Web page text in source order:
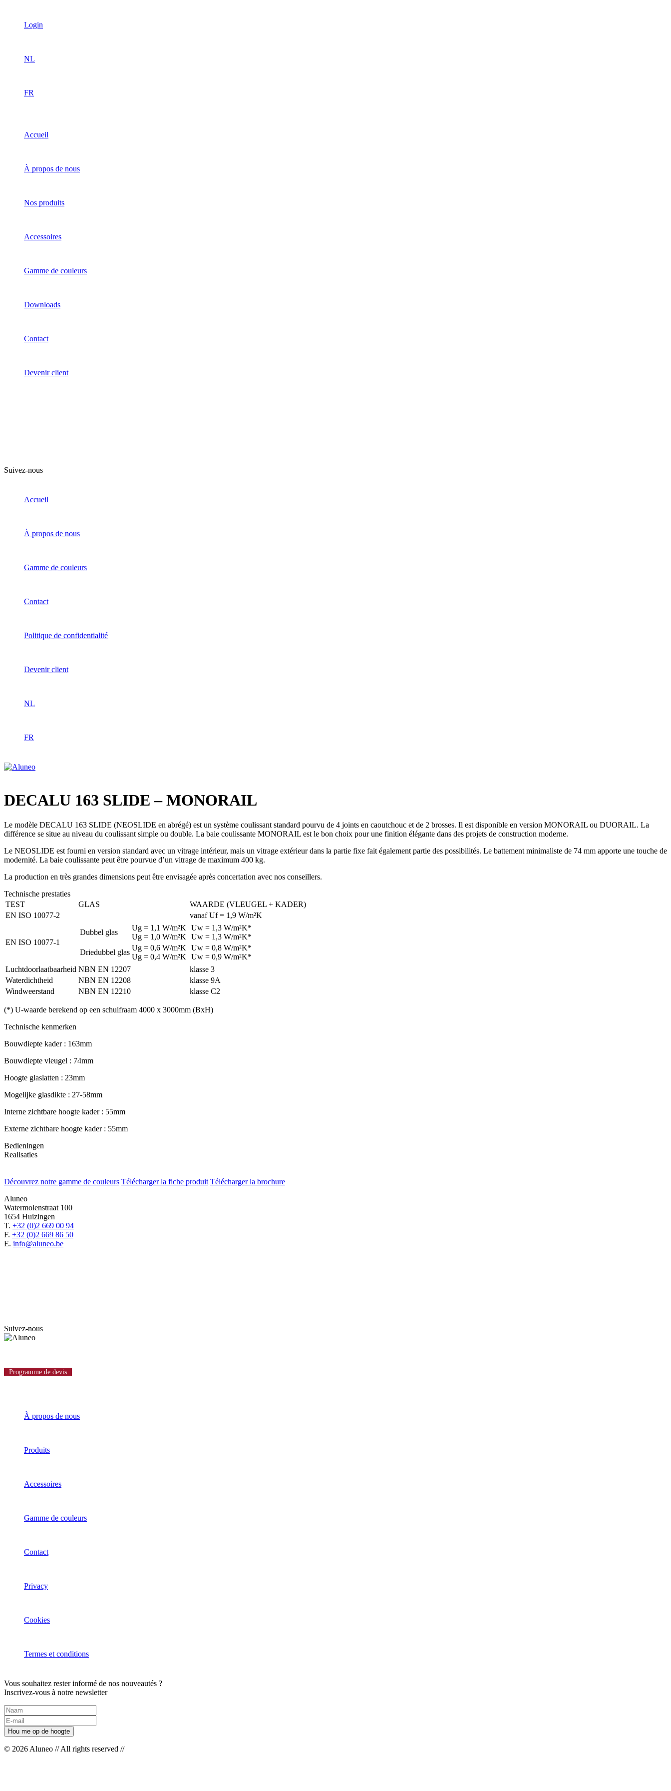
Login
NL
FR
Accueil
À propos de nous
Nos produits
Accessoires
Gamme de couleurs
Downloads
Contact
Devenir client
Suivez-nous
Accueil
À propos de nous
Gamme de couleurs
Contact
Politique de confidentialité
Devenir client
NL
FR
DECALU 163 SLIDE – MONORAIL
Le modèle DECALU 163 SLIDE (NEOSLIDE en abrégé) est un système coulissant standard pourvu de 4 joints en caoutchouc et de 2 brosses. Il est disponible en version MONORAIL ou DUORAIL. La
différence se situe au niveau du coulissant simple ou double. La baie coulissante MONORAIL est le bon choix pour une finition élégante dans des projets de construction moderne.
Le NEOSLIDE est fourni en version standard avec un vitrage intérieur, mais un vitrage extérieur dans la partie fixe fait également partie des possibilités. Le battement minimaliste de 74 mm apporte une touche de
modernité. La baie coulissante peut être pourvue d’un vitrage de maximum 400 kg.
La production en très grandes dimensions peut être envisagée après concertation avec nos conseillers.
Technische prestaties
TEST
GLAS
WAARDE (VLEUGEL + KADER)
EN ISO 10077-2
vanaf Uf = 1,9 W/m²K
EN ISO 10077-1
Dubbel glas
Ug = 1,1 W/m²K
Ug = 1,0 W/m²K
Driedubbel glas
Ug = 0,6 W/m²K
Ug = 0,4 W/m²K
Uw = 1,3 W/m²K*
Uw = 1,3 W/m²K*
Uw = 0,8 W/m²K*
Uw = 0,9 W/m²K*
Luchtdoorlaatbaarheid NBN EN 12207
klasse 3
Waterdichtheid
NBN EN 12208
klasse 9A
Windweerstand
NBN EN 12210 klasse C2
(*) U-waarde berekend op een schuifraam 4000 x 3000mm (BxH)
Technische kenmerken
Bouwdiepte kader : 163mm
Bouwdiepte vleugel : 74mm
Hoogte glaslatten : 23mm
Mogelijke glasdikte : 27-58mm
Interne zichtbare hoogte kader : 55mm
Externe zichtbare hoogte kader : 55mm
Bedieningen
Realisaties
Découvrez notre gamme de couleurs Télécharger la fiche produit Télécharger la brochure
Aluneo
Watermolenstraat 100
1654 Huizingen
T. +32 (0)2 669 00 94
F. +32 (0)2 669 86 50
E. info@aluneo.be
Suivez-nous
Programme de devis
À propos de nous
Produits
Accessoires
Gamme de couleurs
Contact
Privacy
Cookies
Termes et conditions
Vous souhaitez rester informé de nos nouveautés ?
Inscrivez-vous à notre newsletter
© 2026 Aluneo // All rights reserved //